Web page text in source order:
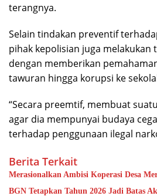
terangnya.
Selain tindakan preventif
pihak kepolisian juga
dengan memberikan
tawuran hingga korupsi ke
“Secara preemtif, membuat
agar dia mempunyai budaya
terhadap penggunaan ilegal
Berita Terkait
Merasionalkan Ambisi Koperasi Desa
BGN Tetapkan Tahun 2026 Jadi Batas